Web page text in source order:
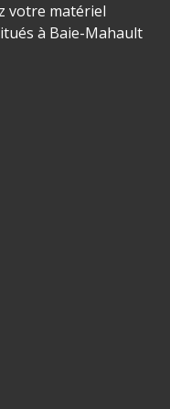
votre matériel
à Baie-Mahault